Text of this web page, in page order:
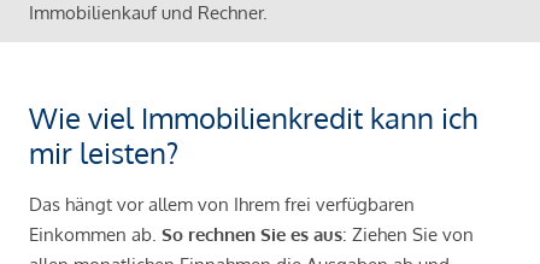
Immobilienkauf und Rechner.
Wie viel Immobilienkredit kann ich
mir leisten?
Das hängt vor allem von Ihrem frei verfügbaren
Einkommen ab. So rechnen Sie es aus: Ziehen Sie von